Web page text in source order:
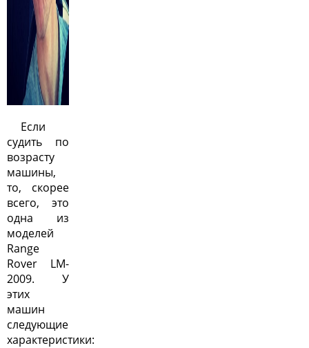
Если
судить по
возрасту
машины,
то, скорее
всего, это
одна из
моделей
Range
Rover LM-
2009. У
этих
машин
следующие
характеристики: